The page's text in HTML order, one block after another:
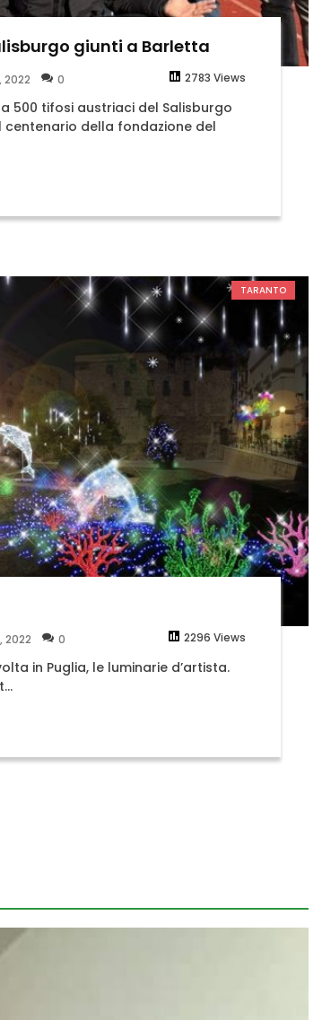
giunti a Barletta
2022 2783 Views
0
500 tifosi austriaci del Salisburgo
della fondazione del
TARANTO
2022 2296 Views
0
in Puglia, le luminarie d’artista.